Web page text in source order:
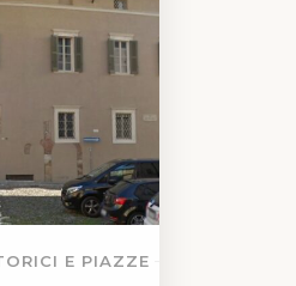
E PIAZZE